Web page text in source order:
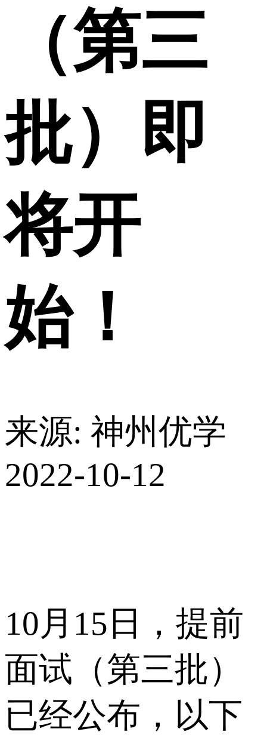
（第三
批）即
将开
始！
来源: 神州优学
2022-10-12
10月15日，提前
面试（第三批）
已经公布，以下